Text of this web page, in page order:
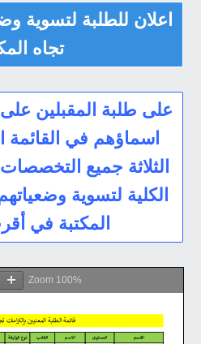
اعلان للطلبة لتسوية
تجاه
على طلبة المقبلين
اسماؤهم في القائمة
الثلاثة جميع
الكلية لتسوية
المكتبة في
Zoom 100%